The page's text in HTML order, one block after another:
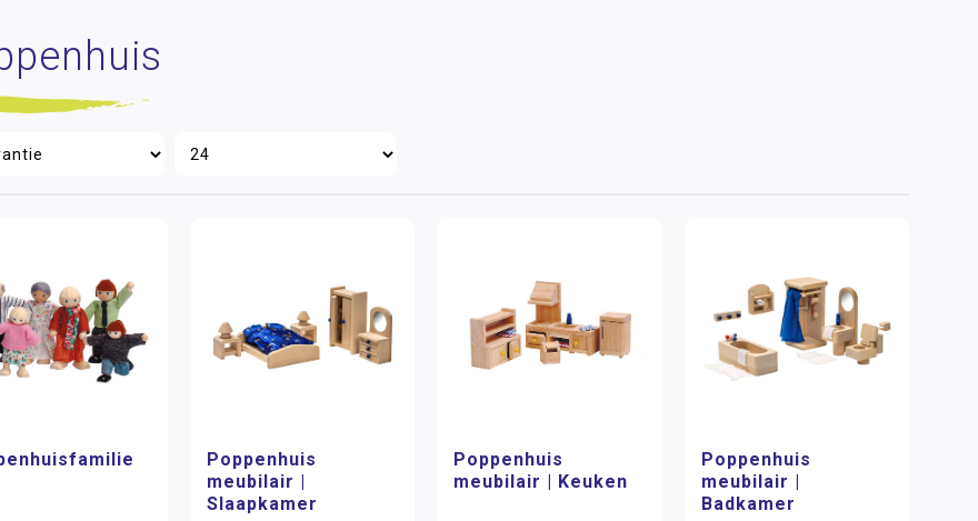
Poppenhuis
meubilair |
Slaapkamer
Poppenhuis
meubilair | Keuken
Poppenhuis
meubilair |
Badkamer